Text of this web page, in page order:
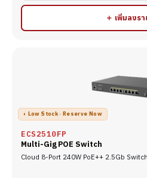
＋ เพิ่มลงร
◐ Low Stock · Reserve Now
ECS2510FP
Multi-Gig POE Switch
Cloud 8-Port 240W